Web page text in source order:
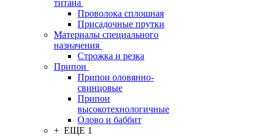
титана
Проволока сплошная
Присадочные прутки
Материалы специального
назначения
Строжка и резка
Припои
Припои оловянно-
свинцовые
Припои
высокотехнологичные
Олово и баббит
+ ЕЩЕ 1